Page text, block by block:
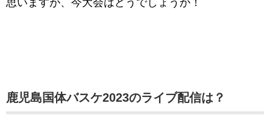
思いますが、今大会はどうでしょうか！
鹿児島国体バスケ2023のライブ配信は？